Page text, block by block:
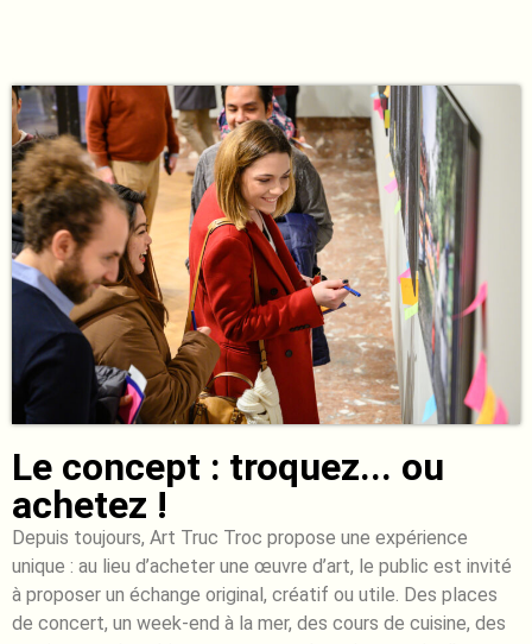
Le concept : troquez... ou
achetez !
Depuis toujours, Art Truc Troc propose une expérience
unique : au lieu d’acheter une œuvre d’art, le public est invité
à proposer un échange original, créatif ou utile. Des places
de concert, un week-end à la mer, des cours de cuisine, des